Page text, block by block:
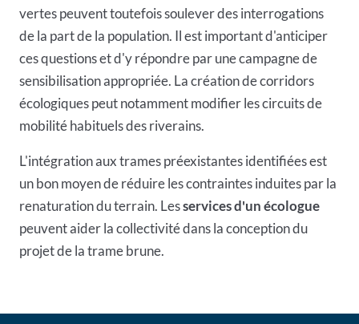
vertes peuvent toutefois soulever des interrogations
de la part de la population. Il est important d'anticiper
ces questions et d'y répondre par une campagne de
sensibilisation appropriée. La création de corridors
écologiques peut notamment modifier les circuits de
mobilité habituels des riverains.
L'intégration aux trames préexistantes identifiées est
un bon moyen de réduire les contraintes induites par la
renaturation du terrain. Lesservices d'un écologue
peuvent aider la collectivité dans la conception du
projet de la trame brune.